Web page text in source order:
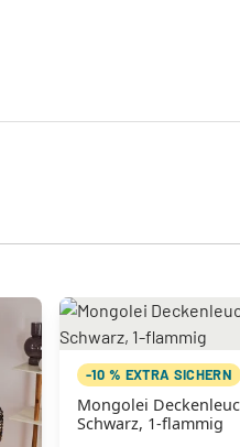
-10 % EXTRA SICHERN
Mongolei
Schwarz, 1-flammig